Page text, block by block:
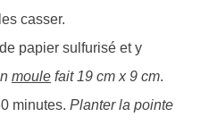
casser.
papier sulfurisé et y
moule fait 19 cm x 9 cm.
minutes. Planter la pointe